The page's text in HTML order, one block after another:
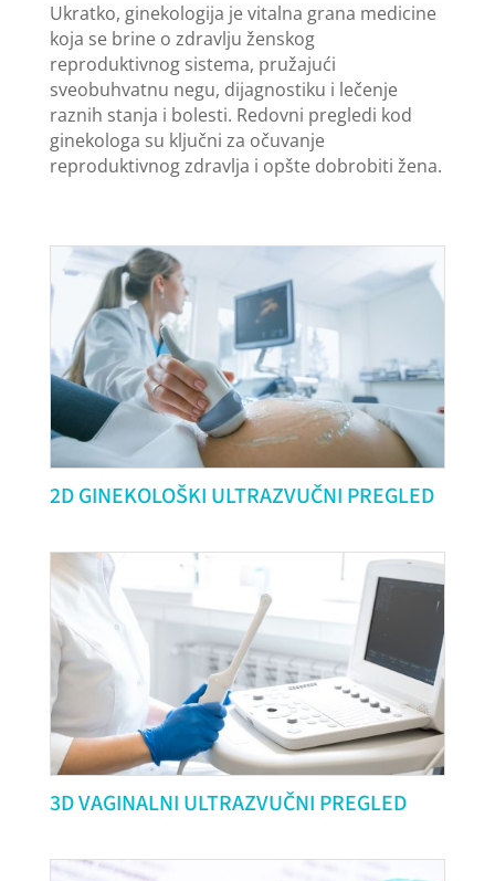
Ukratko, ginekologija je vitalna grana medicine
koja se brine o zdravlju ženskog
reproduktivnog sistema, pružajući
sveobuhvatnu negu, dijagnostiku i lečenje
raznih stanja i bolesti. Redovni pregledi kod
ginekologa su ključni za očuvanje
reproduktivnog zdravlja i opšte dobrobiti žena.
2D GINEKOLOŠKI ULTRAZVUČNI PREGLED
3D VAGINALNI ULTRAZVUČNI PREGLED